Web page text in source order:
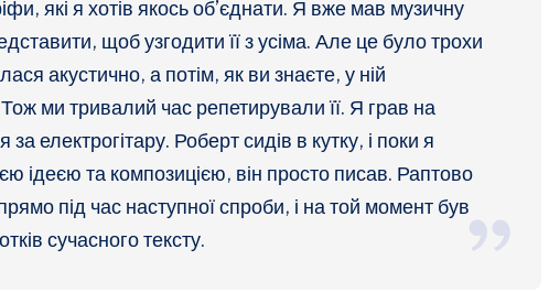
які я хотів якось об’єднати. Я вже мав музичну
щоб узгодити її з усіма. Але це було трохи
акустично, а потім, як ви знаєте, у ній
Тож ми тривалий час репетирували її. Я грав на
за електрогітару. Роберт сидів в кутку, і поки я
ідеєю та композицією, він просто писав. Раптово
під час наступної спроби, і на той момент був
сучасного тексту.